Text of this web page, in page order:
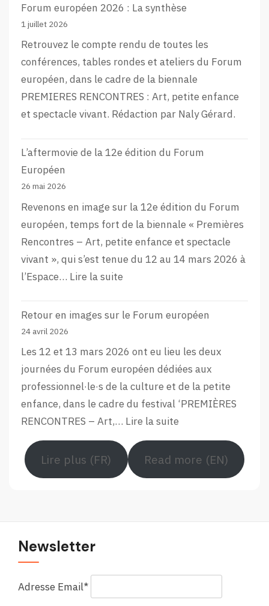
Forum européen 2026 : La synthèse
1 juillet 2026
Retrouvez le compte rendu de toutes les
conférences, tables rondes et ateliers du Forum
européen, dans le cadre de la biennale
PREMIERES RENCONTRES : Art, petite enfance
et spectacle vivant. Rédaction par Naly Gérard.
L’aftermovie de la 12e édition du Forum
Européen
26 mai 2026
Revenons en image sur la 12e édition du Forum
européen, temps fort de la biennale « Premières
Rencontres – Art, petite enfance et spectacle
vivant », qui s’est tenue du 12 au 14 mars 2026 à
l’Espace… Lire la suite
de
12e
édition
Forum
Européen
Retour en images sur le Forum européen
24 avril 2026
Les 12 et 13 mars 2026 ont eu lieu les deux
journées du Forum européen dédiées aux
professionnel·le·s de la culture et de la petite
enfance, dans le cadre du festival ‘PREMIÈRES
RENCONTRES – Art,… Lire la suite
Retour
en
Lire plus (FR) Read more (EN)
Newsletter
Adresse Email*